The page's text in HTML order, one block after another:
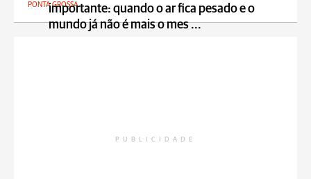
importante: quando o ar fica pesado e o
mundo já não é mais o mes ...
PONTA GROSSA
PUBLICIDADE